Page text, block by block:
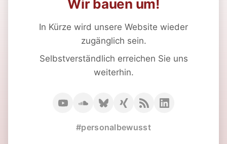
Wir bauen um!
In Kürze wird unsere Website wieder
zugänglich sein.
Selbstverständlich erreichen Sie uns
weiterhin.
#personalbewusst